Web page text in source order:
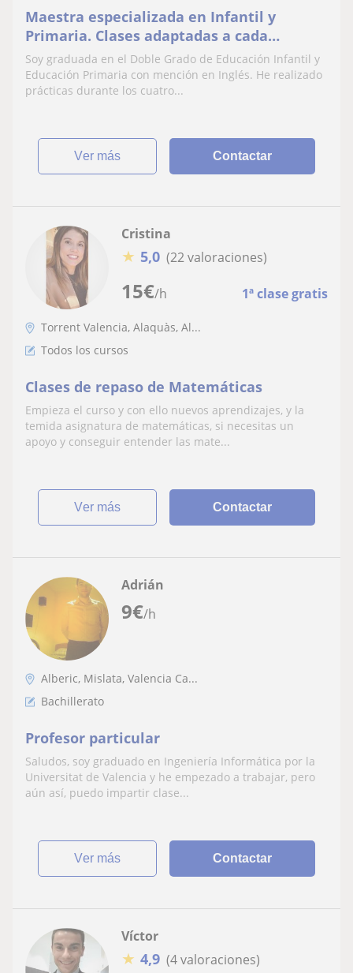
Maestra especializada en Infantil y
Primaria. Clases adaptadas a cada
alumno.
Soy graduada en el Doble Grado de Educación Infantil y
Educación Primaria con mención en Inglés. He realizado
prácticas durante los cuatro...
ver más Contactar
15€/h 1ª clase gratis
Cristina
★ 5,0 (22 valoraciones)
Torrent Valencia, Alaquàs, Al...
Todos los cursos
Clases de repaso de Matemáticas
Empieza el curso y con ello nuevos aprendizajes, y la
temida asignatura de matemáticas, si necesitas un
apoyo y conseguir entender las mate...
ver más Contactar
9€/h
Adrián
Alberic, Mislata, Valencia Ca...
Bachillerato
Profesor particular
Saludos, soy graduado en Ingeniería Informática por la
Universitat de Valencia y he empezado a trabajar, pero
aún así, puedo impartir clase...
ver más Contactar
Víctor
★ 4,9 (4 valoraciones)